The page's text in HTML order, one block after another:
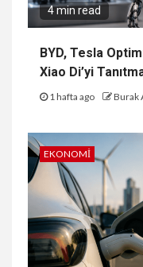
4 min read
BYD, Tesla
Xiao Di’yi
1 hafta ago Burak
EKONOMI